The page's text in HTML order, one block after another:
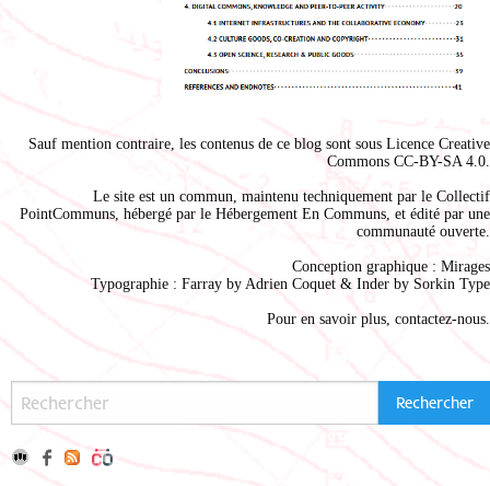
Sauf mention contraire, les contenus de ce blog sont sous Licence Creative
Commons CC-BY-SA 4.0
Le site est un commun, maintenu techniquement par le Collectif
PointCommuns , hébergé par le Hébergement En Communs , et édité par une
communauté ouverte.
Conception graphique : Mirages
Typographie : Farray by Adrien Coquet & Inder by Sorkin Type
Pour en savoir plus, contactez-nous